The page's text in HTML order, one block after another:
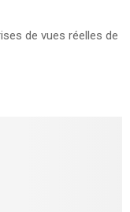
de vues réelles de